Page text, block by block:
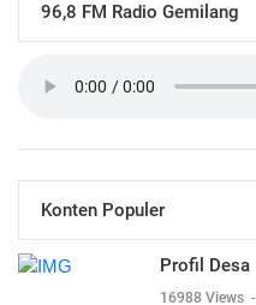
96,8 FM Radio Gemilang
Konten Populer
Profil Desa
16988 Views -